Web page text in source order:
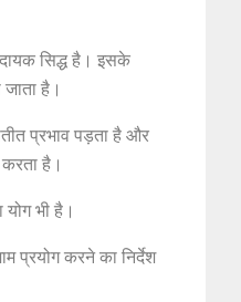
सिद्ध है। इसके
जाता है।
प्रभाव पड़ता है और
करता है।
योग भी है।
प्रयोग करने का निर्देश